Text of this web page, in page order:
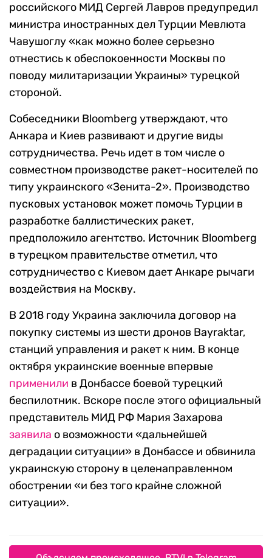
российского МИД Сергей Лавров предупредил
министра иностранных дел Турции Мевлюта
Чавушоглу «как можно более серьезно
отнестись к обеспокоенности Москвы по
поводу милитаризации Украины» турецкой
стороной.
Собеседники Bloomberg утверждают, что
Анкара и Киев развивают и другие виды
сотрудничества. Речь идет в том числе о
совместном производстве ракет-носителей по
типу украинского «Зенита-2». Производство
пусковых установок может помочь Турции в
разработке баллистических ракет,
предположило агентство. Источник Bloomberg
в турецком правительстве отметил, что
сотрудничество с Киевом дает Анкаре рычаги
воздействия на Москву.
В 2018 году Украина заключила договор на
покупку системы из шести дронов Bayraktar,
станций управления и ракет к ним. В конце
октября украинские военные впервые
применили в Донбассе боевой турецкий
беспилотник. Вскоре после этого официальный
представитель МИД РФ Мария Захарова
заявила о возможности «дальнейшей
деградации ситуации» в Донбассе и обвинила
украинскую сторону в целенаправленном
обострении «и без того крайне сложной
ситуации».